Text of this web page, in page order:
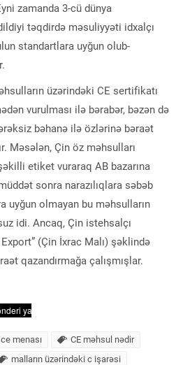
zamanda 3-cü dünya
təqdirdə məsuliyyəti idxalçı
standartlara uyğun olub-
üzərindəki CE sertifikatı
vurulması ilə bərabər, bəzən də
bəhanə ilə özlərinə bəraət
Məsələn, Çin öz məhsulları
etiket vuraraq AB bazarına
sonra narazılıqlara səbəb
uyğun olmayan bu məhsulların
idi. Ancaq, Çin istehsalçı
(Çin İxrac Malı) şəklində
qazandırmağa çalışmışlar.
ce menası
CE məhsul nədir
malların üzərindəki c işarəsi